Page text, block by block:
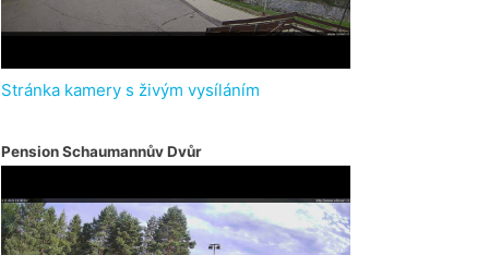
Stránka kamery s živým vysíláním
Pension Schaumannův Dvůr